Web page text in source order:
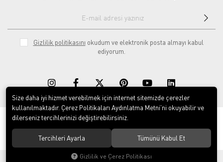
Gizlilik politikasını okudum ve elektronik posta almayı kabul
ediyorum.
© 2020Rekor Müzik. Tüm hakları saklıdır.
Yeni Nesil E-Ticaret Sistemleri ile Hazırlanmıştır.
Size daha iyi hizmet verebilmek için internet sitemizde çerezler
kullanılmaktadır. Çerez Politikaları Aydınlatma Metni’ni okuyabilir ve
dilerseniz tercihlerinizi değiştirebilirsiniz.
Tercihleri Ayarla Tümünü Kabul Et
Gizlilik ve Çerez Politikası